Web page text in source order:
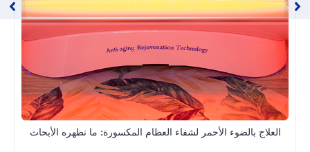
العلاج بالضوء الأحمر لشفاء العظام المكسورة: ما تظهره الأبحاث